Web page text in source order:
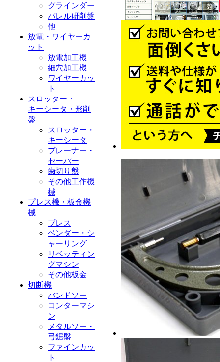
グラインダー
バレル研削盤
他
放電・ワイヤーカ
ット
放電加工機
細穴加工機
ワイヤーカッ
ト
スロッター・
キーシータ・形削
盤
スロッター・
キーシータ
プレーナー・
セーパー
歯切り盤
その他工作機
械
プレス機・板金機
械
プレス
ベンダー・シ
ャーリング
リベッティン
グマシン
その他板金
切断機
バンドソー
コンターマシ
ン
メタルソー・
弓鋸盤
ファインカッ
ト